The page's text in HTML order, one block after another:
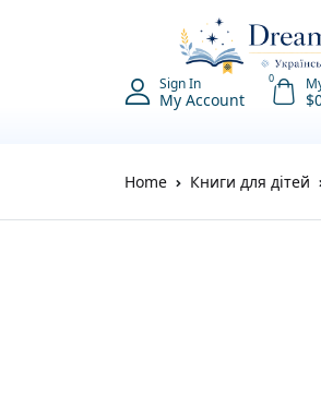
Sign In
My Account
0
$
Home Книги для дітей